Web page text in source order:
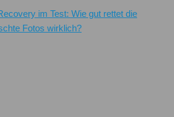
im Test: Wie gut rettet die
Fotos wirklich?